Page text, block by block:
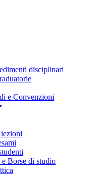
disciplinari
e Convenzioni
Borse di studio